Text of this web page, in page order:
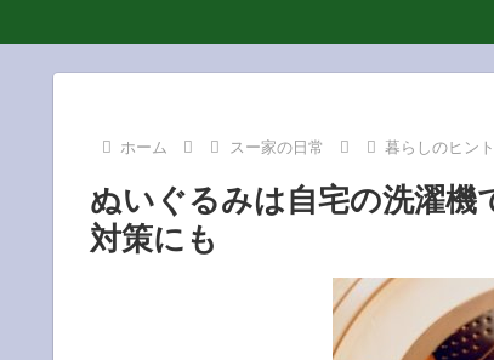
ホーム スー家の日常 暮らしのヒント
ぬいぐるみは自宅の洗濯機
対策にも